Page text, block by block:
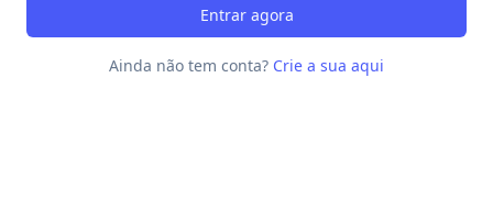
Entrar agora
Ainda não tem conta? Crie a sua aqui